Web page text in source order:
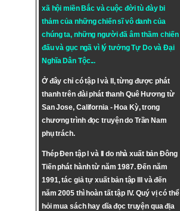
xã hội miền Bắc và cuộc đời tù đày bi
thảm của những chiến sĩ vô danh của
chúng ta, những người đã âm thầm chiến
đấu và gục ngã vì lý tưởngTự DovàĐại
Nghĩa Dân Tộc...
Ở đây chỉ có tập I và II, từng được phát
thanh trên đài phát thanh Quê Hương từ
San Jose, California - Hoa Kỳ, trong
chương trình đọc truyện do Trần Nam
phụ trách.
Thép Đen tập I và II do nhà xuất bản Đông
Tiến phát hành từ năm 1987. Đến năm
1991, tác giả tự xuất bản tập III và đến
năm 2005 thì hoàn tất tập IV. Quý vị có thể
hỏi mua sách hay dĩa đọc truyện qua địa